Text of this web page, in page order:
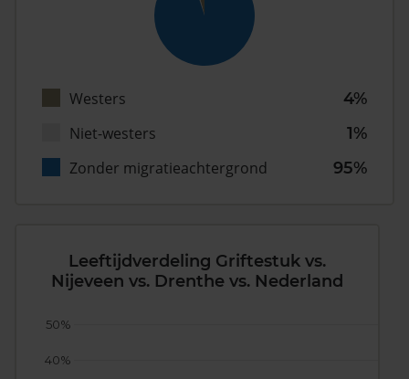
Westers
4%
Niet-westers
1%
Zonder migratieachtergrond
95%
Leeftijdverdeling Griftestuk vs.
Nijeveen vs. Drenthe vs. Nederland
40%
50%